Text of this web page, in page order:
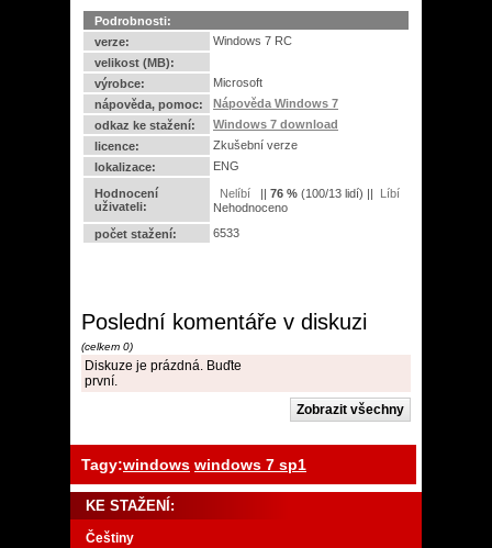
Podrobnosti:
verze:
Windows 7 RC
velikost (MB):
výrobce:
Microsoft
nápověda, pomoc:
Nápověda Windows 7
odkaz ke stažení:
Windows 7 download
licence:
Zkušební verze
lokalizace:
ENG
Hodnocení
uživateli:
|| 76 % (100/13 lidí) ||
Nehodnoceno
počet stažení:
6533
Poslední komentáře v diskuzi
(celkem 0)
Diskuze je prázdná. Buďte
první.
Tagy:windows windows 7 sp1
KE STAŽENÍ:
Češtiny